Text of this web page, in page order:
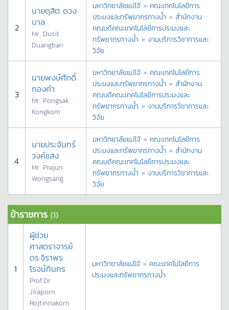
2
นายดุสิต ดวง
บาล
Mr. Dusit
Duangban
มหาวิทยาลัยแม่โจ้ » คณะเทคโนโลยีการ
ประมงและทรัพยากรทางน้ำ » สำนักงาน
คณบดีคณะเทคโนโลยีการประมงและ
ทรัพยากรทางน้ำ » งานบริการวิชาการและ
วิจัย
3
นายพงษ์ศักดิ์
กองคำ
Mr. Pongsak
Kongkom
มหาวิทยาลัยแม่โจ้ » คณะเทคโนโลยีการ
ประมงและทรัพยากรทางน้ำ » สำนักงาน
คณบดีคณะเทคโนโลยีการประมงและ
ทรัพยากรทางน้ำ » งานบริการวิชาการและ
วิจัย
4
นายประจันทร์
วงค์แสง
Mr. Prajun
Wongsang
มหาวิทยาลัยแม่โจ้ » คณะเทคโนโลยีการ
ประมงและทรัพยากรทางน้ำ » สำนักงาน
คณบดีคณะเทคโนโลยีการประมงและ
ทรัพยากรทางน้ำ » งานบริการวิชาการและ
วิจัย
ข้าราชการ (1)
1
ผู้ช่วย
ศาสตราจารย์
ดร.จิราพร
โรจน์ทินกร
Prof.Dr.
Jiraporn
Rojtinnakorn
มหาวิทยาลัยแม่โจ้ » คณะเทคโนโลยีการ
ประมงและทรัพยากรทางน้ำ